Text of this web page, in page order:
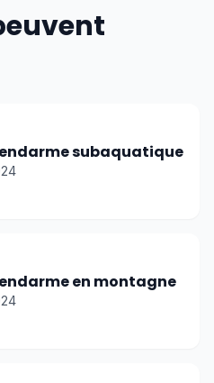
subaquatique
en montagne